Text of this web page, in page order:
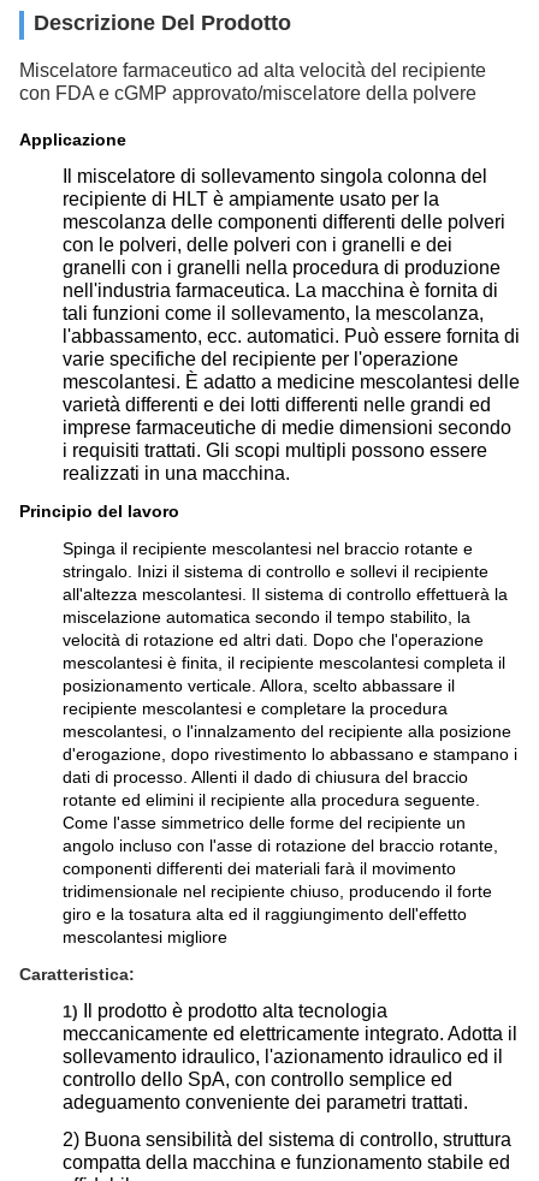
Descrizione Del Prodotto
Miscelatore farmaceutico ad alta velocità del recipiente
con FDA e cGMP approvato/miscelatore della polvere
Applicazione
Il miscelatore di sollevamento singola colonna del
recipiente di HLT è ampiamente usato per la
mescolanza delle componenti differenti delle polveri
con le polveri, delle polveri con i granelli e dei
granelli con i granelli nella procedura di produzione
nell'industria farmaceutica. La macchina è fornita di
tali funzioni come il sollevamento, la mescolanza,
l'abbassamento, ecc. automatici. Può essere fornita di
varie specifiche del recipiente per l'operazione
mescolantesi. È adatto a medicine mescolantesi delle
varietà differenti e dei lotti differenti nelle grandi ed
imprese farmaceutiche di medie dimensioni secondo
i requisiti trattati. Gli scopi multipli possono essere
realizzati in una macchina.
Principio del lavoro
Spinga il recipiente mescolantesi nel braccio rotante e
stringalo. Inizi il sistema di controllo e sollevi il recipiente
all'altezza mescolantesi. Il sistema di controllo effettuerà la
miscelazione automatica secondo il tempo stabilito, la
velocità di rotazione ed altri dati. Dopo che l'operazione
mescolantesi è finita, il recipiente mescolantesi completa il
posizionamento verticale. Allora, scelto abbassare il
recipiente mescolantesi e completare la procedura
mescolantesi, o l'innalzamento del recipiente alla posizione
d'erogazione, dopo rivestimento lo abbassano e stampano i
dati di processo. Allenti il dado di chiusura del braccio
rotante ed elimini il recipiente alla procedura seguente.
Come l'asse simmetrico delle forme del recipiente un
angolo incluso con l'asse di rotazione del braccio rotante,
componenti differenti dei materiali farà il movimento
tridimensionale nel recipiente chiuso, producendo il forte
giro e la tosatura alta ed il raggiungimento dell'effetto
mescolantesi migliore
Caratteristica:
1) Il prodotto è prodotto alta tecnologia
meccanicamente ed elettricamente integrato. Adotta il
sollevamento idraulico, l'azionamento idraulico ed il
controllo dello SpA, con controllo semplice ed
adeguamento conveniente dei parametri trattati.
2) Buona sensibilità del sistema di controllo, struttura
compatta della macchina e funzionamento stabile ed